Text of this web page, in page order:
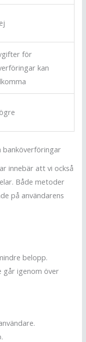
för
kan
banköverföringar
innebär att vi också
Både metoder
på användarens
belopp.
går igenom över